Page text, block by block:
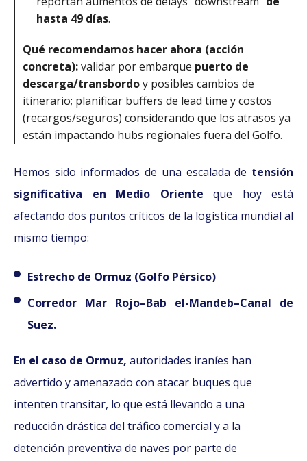
hasta 49 días.
Qué recomendamos hacer ahora (acción
concreta):validar por embarque puerto de
descarga/transbordoy posibles cambios de
itinerario; planificar buffers de lead time y costos
(recargos/seguros) considerando que los atrasos ya
están impactando hubs regionales fuera del Golfo.
Hemos sido informados de una escalada de tensión
significativa en Medio Oriente que hoy está
afectando dos puntos críticos de la logística mundial al
mismo tiempo:
Estrecho de Ormuz (Golfo Pérsico)
Corredor Mar Rojo–Bab el-Mandeb–Canal de
Suez.
En el caso de Ormuz, autoridades iraníes han
advertido y amenazado con atacar buques que
intenten transitar, lo que está llevando a una
reducción drástica del tráfico comercial y a la
detención preventiva de naves por parte de